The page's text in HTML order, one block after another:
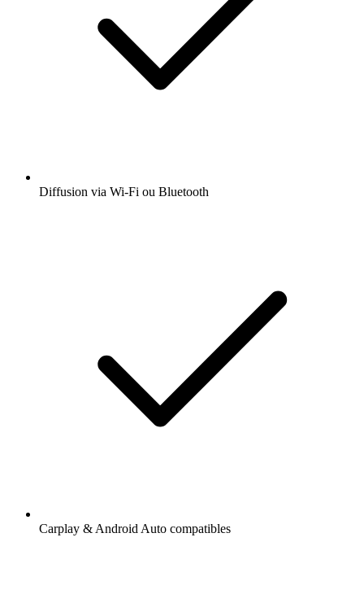
Diffusion via Wi-Fi ou Bluetooth
Carplay & Android Auto compatibles